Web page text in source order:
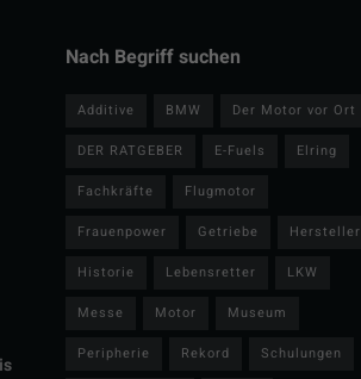
Nach Begriff suchen
Additive BMW
Der Motor vor Ort
DER RATGEBER
E-Fuels
Elring
Fachkräfte
Flugmotor
Frauenpower
Getriebe
Hersteller
Historie
Lebensretter
LKW
Messe
Motor
Museum
Peripherie
Rekord Schulungen